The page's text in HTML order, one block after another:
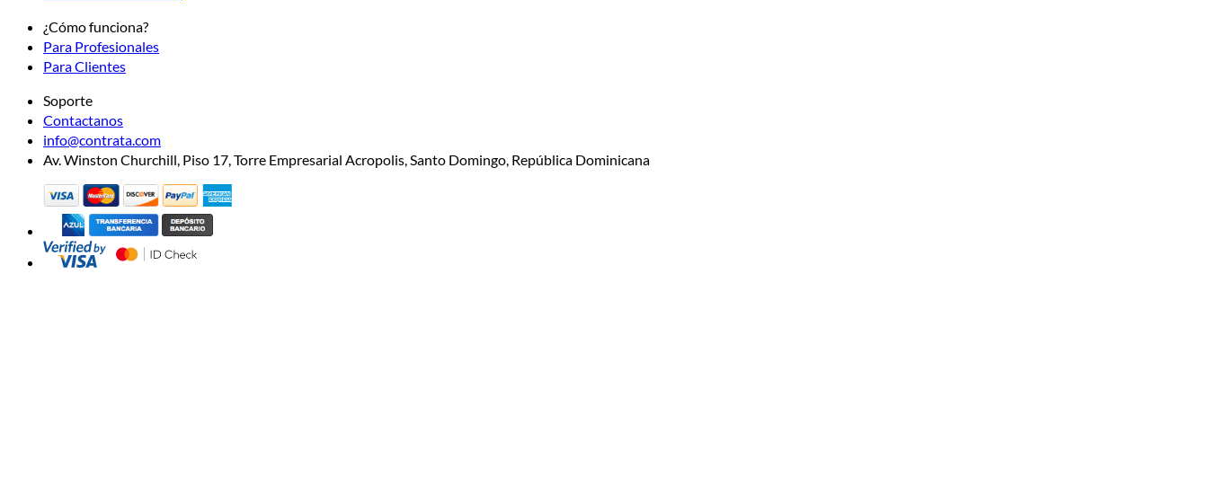
¿Cómo funciona?
Para Profesionales
Para Clientes
Soporte
Contactanos
info@contrata.com
Av. Winston Churchill, Piso 17, Torre Empresarial Acropolis, Santo Domingo, República Dominicana